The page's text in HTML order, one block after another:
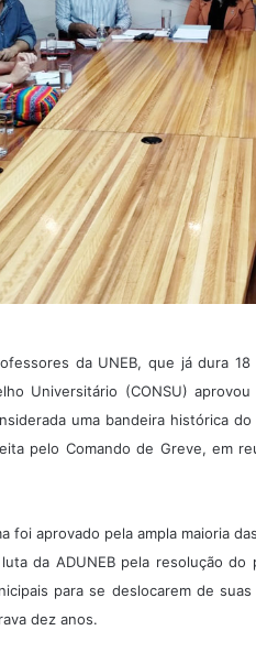
da UNEB, que já dura
Universitário (CONSU)
uma bandeira histórica
pelo Comando de Greve, em
foi aprovado pela ampla maioria
da ADUNEB pela resolução
para se deslocarem de
dez anos.